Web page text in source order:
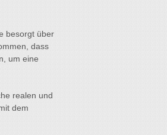
besorgt über
dass
um eine
realen und
dem